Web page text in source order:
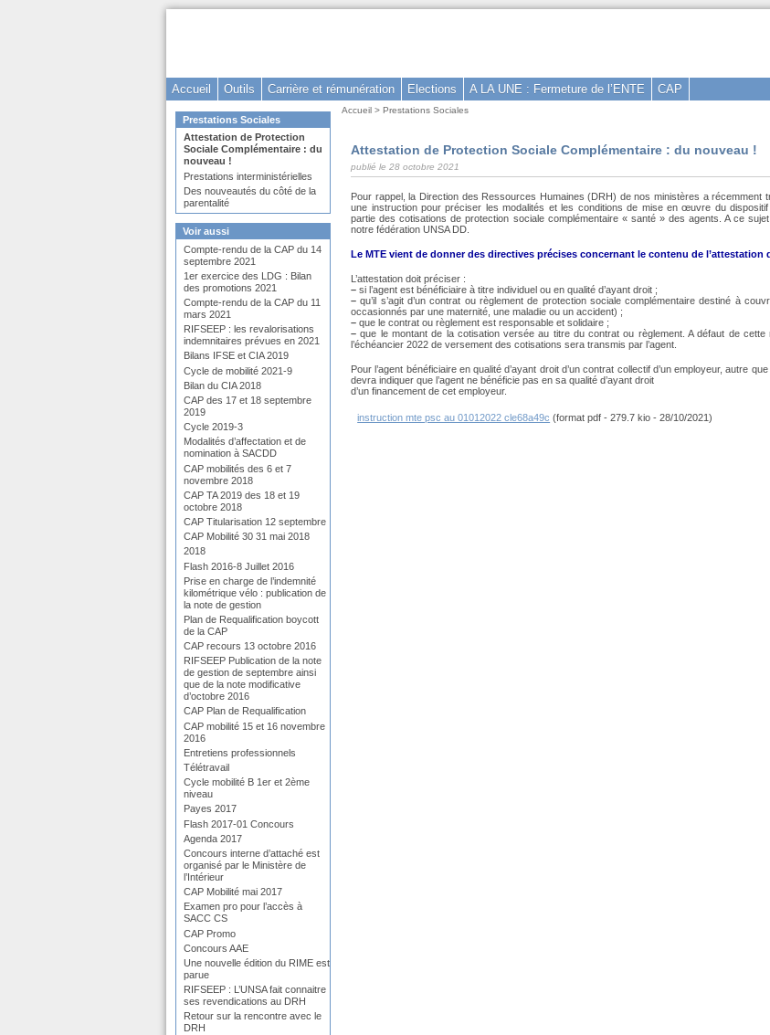
Accueil Outils Carrière et rémunération Elections A LA UNE : Fermeture de l’ENTE CAP
Dans
la
rubrique
:
Prestations Sociales
Attestation de Protection
Sociale Complémentaire : du
nouveau !
Prestations interministérielles
Des nouveautés du côté de la
parentalité
Voir aussi
Compte-rendu de la CAP du 14
septembre 2021
1er exercice des LDG : Bilan
des promotions 2021
Compte-rendu de la CAP du 11
mars 2021
RIFSEEP : les revalorisations
indemnitaires prévues en 2021
Bilans IFSE et CIA 2019
Cycle de mobilité 2021-9
Bilan du CIA 2018
CAP des 17 et 18 septembre
2019
Cycle 2019-3
Modalités d’affectation et de
nomination à SACDD
CAP mobilités des 6 et 7
novembre 2018
CAP TA 2019 des 18 et 19
octobre 2018
CAP Titularisation 12 septembre
CAP Mobilité 30 31 mai 2018
2018
Flash 2016-8 Juillet 2016
Prise en charge de l’indemnité
kilométrique vélo : publication de
la note de gestion
Plan de Requalification boycott
de la CAP
CAP recours 13 octobre 2016
RIFSEEP Publication de la note
de gestion de septembre ainsi
que de la note modificative
d’octobre 2016
CAP Plan de Requalification
CAP mobilité 15 et 16 novembre
2016
Entretiens professionnels
Télétravail
Cycle mobilité B 1er et 2ème
niveau
Payes 2017
Flash 2017-01 Concours
Agenda 2017
Concours interne d’attaché est
organisé par le Ministère de
l’Intérieur
CAP Mobilité mai 2017
Examen pro pour l’accès à
SACC CS
CAP Promo
Concours AAE
Une nouvelle édition du RIME est
parue
RIFSEEP : L’UNSA fait connaitre
ses revendications au DRH
Retour sur la rencontre avec le
DRH
Vous
Accueil >Prestations Sociales
Attestation de Protection Sociale Complémentaire : du nouveau !
publié le 28 octobre 2021
Pour rappel, la Direction des Ressources Humaines (DRH) de nos ministères a récemment
une instruction pour préciser les modalités et les conditions de mise en œuvre du dispositif
partie des cotisations de protection sociale complémentaire « santé » des agents. A ce
notre fédération UNSA DD.
Le MTE vient de donner des directives précises concernant le contenu de l’attestation
L’attestation doit préciser :
– si l’agent est bénéficiaire à titre individuel ou en qualité d’ayant droit ;
– qu’il s’agit d’un contrat ou règlement de protection sociale complémentaire destiné à
occasionnés par une maternité, une maladie ou un accident) ;
– que le contrat ou règlement est responsable et solidaire ;
– que le montant de la cotisation versée au titre du contrat ou règlement. A défaut de cette
l’échéancier 2022 de versement des cotisations sera transmis par l’agent.
Pour l’agent bénéficiaire en qualité d’ayant droit d’un contrat collectif d’un employeur, autre
devra indiquer que l’agent ne bénéficie pas en sa qualité d’ayant droit
d’un financement de cet employeur.
instruction mte psc au 01012022 cle68a49c (format pdf - 279.7 kio - 28/10/2021)